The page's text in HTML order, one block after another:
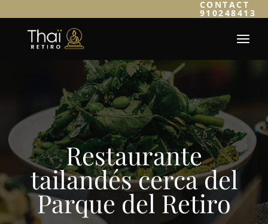
CONTACT
910248413
Restaurante
tailandés cerca del
Parque del Retiro